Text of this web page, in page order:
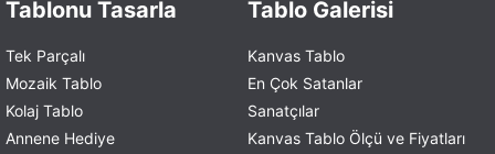
Tablonu Tasarla
Tek Parçalı
Mozaik Tablo
Kolaj Tablo
Annene Hediye
Tablo Galerisi
Kanvas Tablo
En Çok Satanlar
Sanatçılar
Kanvas Tablo Ölçü ve Fiyatları